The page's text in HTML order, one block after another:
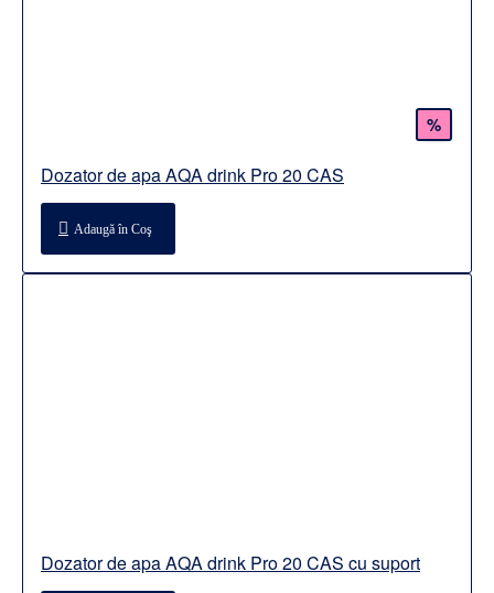
%
Dozator de apa AQA drink Pro 20 CAS
Adaugă în Coş
Dozator de apa AQA drink Pro 20 CAS cu suport